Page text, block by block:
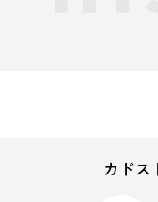
カドス